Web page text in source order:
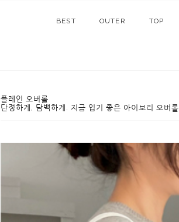
BEST OUTER TOP
플레인 오버롤
단정하게, 담백하게. 지금 입기 좋은 아이보리 오버롤